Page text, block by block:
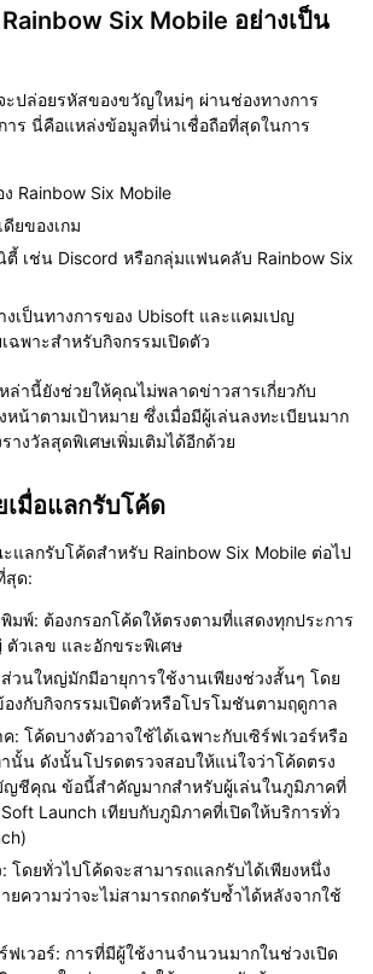
Six Mobile อย่างเป็น
ปล่อยรหัสของขวัญใหม่ๆ ผ่านช่องทางการ
าร นี่คือแหล่งข้อมูลที่น่าเชื่อถือที่สุดในการ
Rainbow Six Mobile
ยของเกม
เช่น Discord หรือกลุ่มแฟนคลับ Rainbow Six
งเป็นทางการของ Ubisoft และแคมเปญ
ฉพาะสำหรับกิจกรรมเปิดตัว
ล่านี้ยังช่วยให้คุณไม่พลาดข่าวสารเกี่ยวกับ
หน้าตามเป้าหมาย ซึ่งเมื่อมีผู้เล่นลงทะเบียนมาก
งวัลสุดพิเศษเพิ่มเติมได้อีกด้วย
มื่อแลกรับโค้ด
ลกรับโค้ดสำหรับ Rainbow Six Mobile ต่อไป
สุด:
มพ์: ต้องกรอกโค้ดให้ตรงตามที่แสดงทุกประการ
วเลข และอักขระพิเศษ
วนใหญ่มักมีอายุการใช้งานเพียงช่วงสั้นๆ โดย
องกับกิจกรรมเปิดตัวหรือโปรโมชันตามฤดูกาล
: โค้ดบางตัวอาจใช้ได้เฉพาะกับเซิร์ฟเวอร์หรือ
นั้น ดังนั้นโปรดตรวจสอบให้แน่ใจว่าโค้ดตรง
ญชีคุณ ข้อนี้สำคัญมากสำหรับผู้เล่นในภูมิภาคที่
Launch เทียบกับภูมิภาคที่เปิดให้บริการทั่ว
โดยทั่วไปโค้ดจะสามารถแลกรับได้เพียงหนึ่ง
ความว่าจะไม่สามารถกดรับซ้ำได้หลังจากใช้
ฟเวอร์: การที่มีผู้ใช้งานจำนวนมากในช่วงเปิด